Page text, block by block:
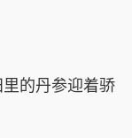
的丹参迎着骄